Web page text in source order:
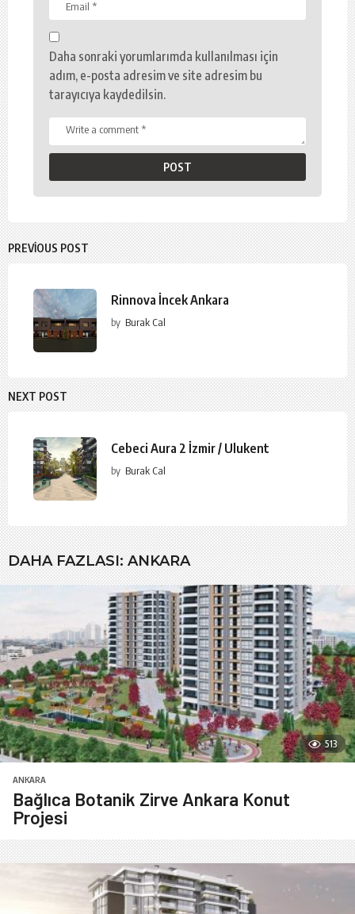
Daha sonraki yorumlarımda kullanılması için
adım, e-posta adresim ve site adresim bu
tarayıcıya kaydedilsin.
PREVIOUS POST
Rinnova İncek Ankara
by Burak Cal
NEXT POST
Cebeci Aura 2 İzmir / Ulukent
by Burak Cal
DAHA FAZLASI:ANKARA
513
ANKARA
Bağlıca Botanik Zirve Ankara Konut
Projesi